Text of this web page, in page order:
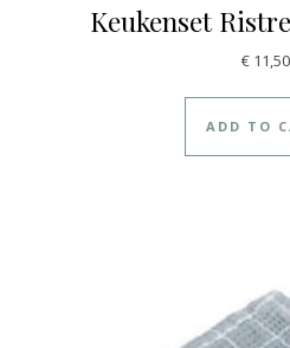
Keukenset
€11,50
ADD TO